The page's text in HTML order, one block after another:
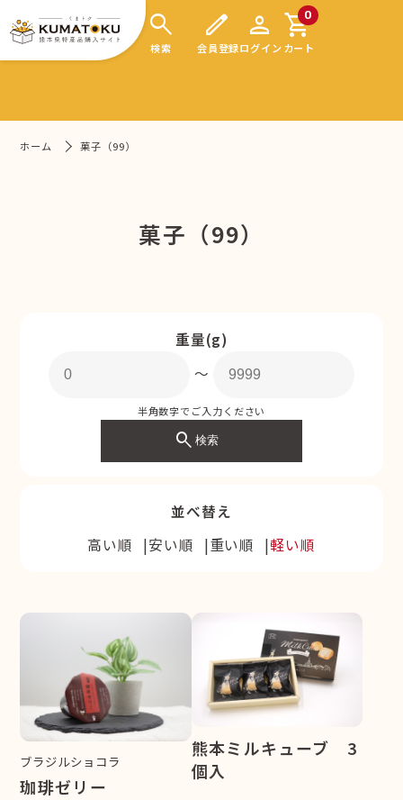
search
検索
edit
会員登録
person
ログイン
0
shopping_cart
カート
ホーム 菓子（99）
菓子（99）
重量(g)
〜
半角数字でご入力ください
search検索
並べ替え
高い順
安い順 重い順 軽い順
ブラジルショコラ
珈琲ゼリー
熊本ミルキューブ 3
個入